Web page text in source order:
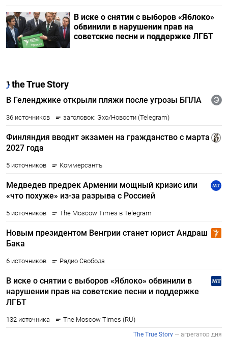
В иске о снятии с выборов «Яблоко»
обвинили в нарушении прав на
советские песни и поддержке ЛГБТ